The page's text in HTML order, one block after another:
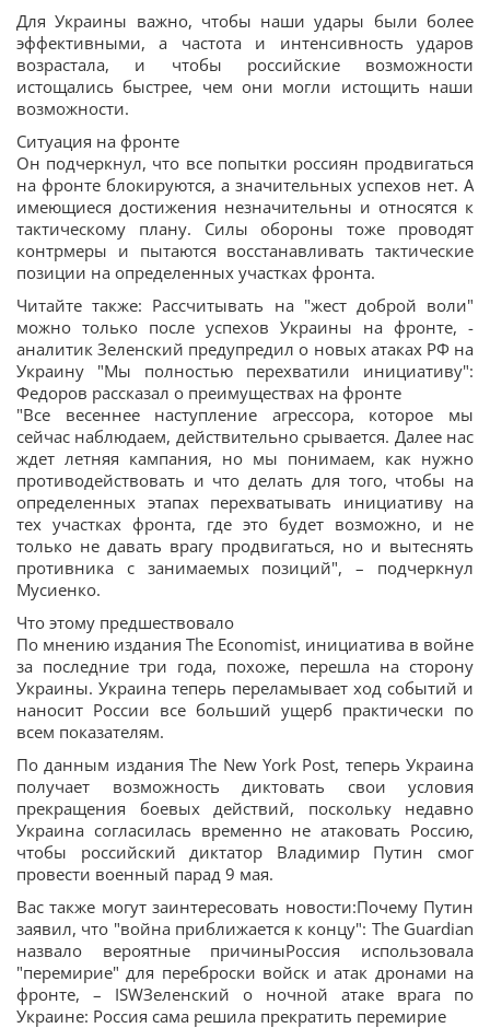
Для Украины важно, чтобы наши удары были более
эффективными, а частота и интенсивность ударов
возрастала, и чтобы российские возможности
истощались быстрее, чем они могли истощить наши
возможности.
Ситуация на фронте
Он подчеркнул, что все попытки россиян продвигаться
на фронте блокируются, а значительных успехов нет. А
имеющиеся достижения незначительны и относятся к
тактическому плану. Силы обороны тоже проводят
контрмеры и пытаются восстанавливать тактические
позиции на определенных участках фронта.
Читайте также: Рассчитывать на "жест доброй воли"
можно только после успехов Украины на фронте, -
аналитик Зеленский предупредил о новых атаках РФ на
Украину "Мы полностью перехватили инициативу":
Федоров рассказал о преимуществах на фронте
"Все весеннее наступление агрессора, которое мы
сейчас наблюдаем, действительно срывается. Далее нас
ждет летняя кампания, но мы понимаем, как нужно
противодействовать и что делать для того, чтобы на
определенных этапах перехватывать инициативу на
тех участках фронта, где это будет возможно, и не
только не давать врагу продвигаться, но и вытеснять
противника с занимаемых позиций", – подчеркнул
Мусиенко.
Что этому предшествовало
По мнению издания The Economist, инициатива в войне
за последние три года, похоже, перешла на сторону
Украины. Украина теперь переламывает ход событий и
наносит России все больший ущерб практически по
всем показателям.
По данным издания The New York Post, теперь Украина
получает возможность диктовать свои условия
прекращения боевых действий, поскольку недавно
Украина согласилась временно не атаковать Россию,
чтобы российский диктатор Владимир Путин смог
провести военный парад 9 мая.
Вас также могут заинтересовать новости:Почему Путин
заявил, что "война приближается к концу": The Guardian
назвало вероятные причиныРоссия использовала
"перемирие" для переброски войск и атак дронами на
фронте, – ISWЗеленский о ночной атаке врага по
Украине: Россия сама решила прекратить перемирие